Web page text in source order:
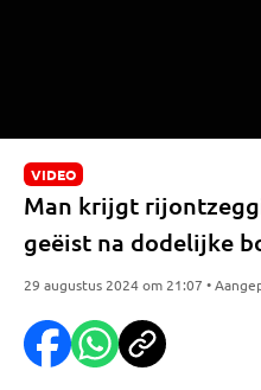
VIDEO
Man krijgt
geëist na dodelijke
29 augustus 2024 om 21:07 •